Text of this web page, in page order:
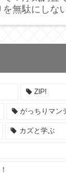
を無駄にしな
ZIP!
がっちりマン
カズと学ぶ